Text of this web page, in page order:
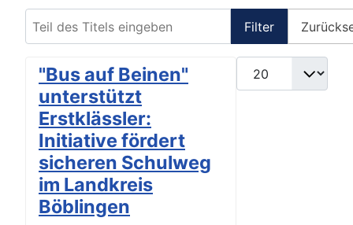
Filter
Anzeige #
"Bus auf Beinen"
unterstützt
Erstklässler:
Initiative fördert
sicheren Schulweg
im Landkreis
Böblingen